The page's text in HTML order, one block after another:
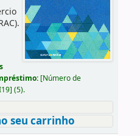
[Número de
] (5).
seu carrinho